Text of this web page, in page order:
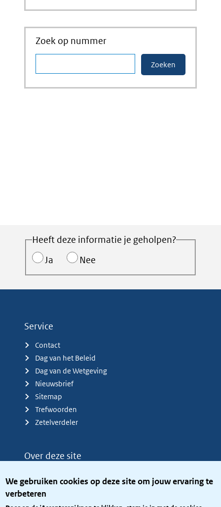
We gebruiken cookies op deze site om jouw ervaring te
verbeteren
Zoek op nummer
Heeft deze informatie je geholpen?
Ja
Nee
Service
Contact
Dag van het Beleid
Dag van de Wetgeving
Nieuwsbrief
Sitemap
Trefwoorden
Zetelverdeler
Over deze site
Privacy